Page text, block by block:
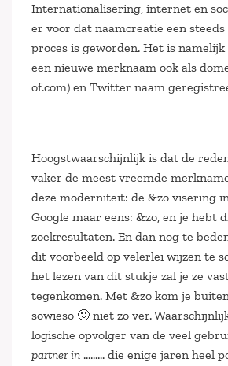
Internationalisering, internet en
er voor dat naamcreatie een
proces is geworden. Het is
een nieuwe merknaam ook als
of.com) en Twitter naam
Hoogstwaarschijnlijk is dat de
vaker de meest vreemde
deze moderniteit: de &zo visering
Google maar eens: &zo, en je hebt
zoekresultaten. En dan nog te
dit voorbeeld op velerlei wijzen te
het lezen van dit stukje zal je ze
tegenkomen. Met &zo kom je
sowieso 🙂 niet zo ver.
logische opvolger van de veel
partner in ……… die enige jaren heel